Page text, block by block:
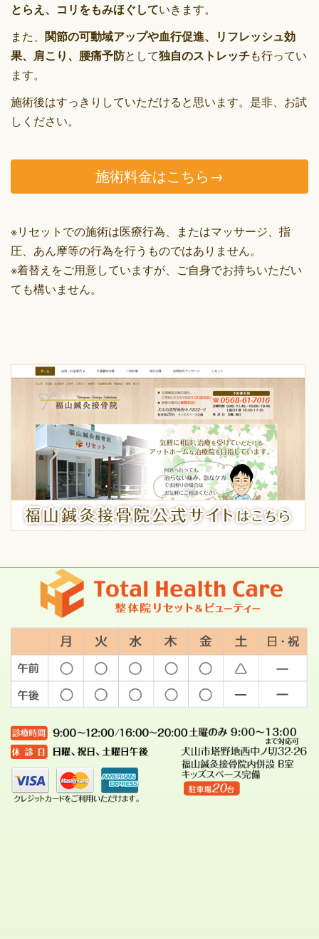
とらえ、コリをもみほぐしていきます。
また、 関節の可動域アップや血行促進、リフレッシュ効
果、肩こり、腰痛予防として独自のストレッチも行ってい
ます。
施術後はすっきりしていただけると思います。是非、お試
しください。
施術料金はこちら→
※リセットでの施術は医療行為、またはマッサージ、指
圧、あん摩等の行為を行うものではありません。
※着替えをご用意していますが、ご自身でお持ちいただい
ても構いません。